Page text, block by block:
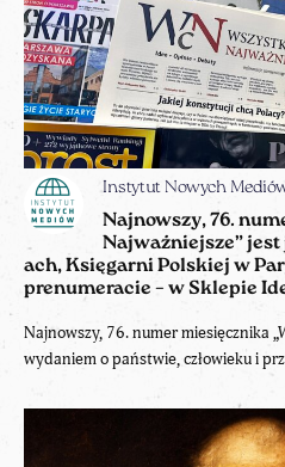
Instytut Nowych
Najnowszy, 76.
Najważniejsze” jest
ach, Księgarni Polskiej w
prenumeracie – w Sklepie
Najnowszy, 76. numer miesięcznika
wydaniem o państwie, człowieku i